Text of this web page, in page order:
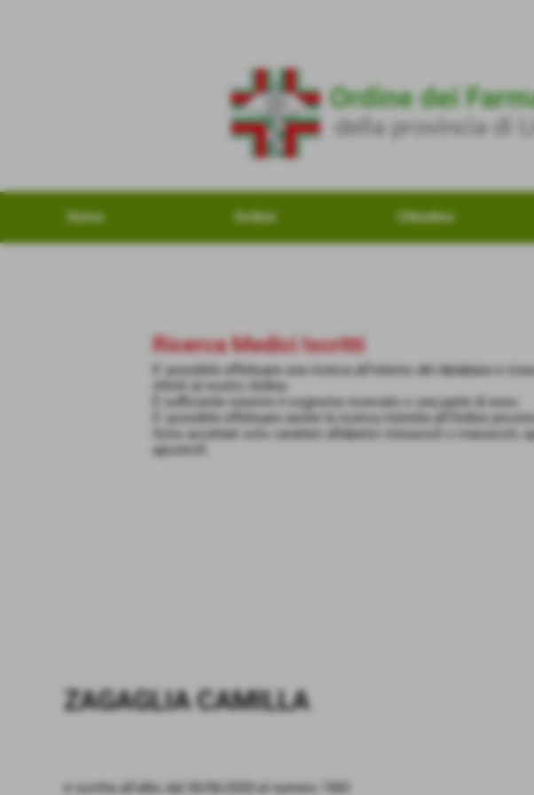
Home Ordine Cittadino
Ricerca Medici Iscritti
E' possibile effettuare una ricerca all'interno del database e
riferiti al nostro Ordine.
È sufficiente inserire il cognome ricercato o una parte di esso.
E' possibile effettuare anche la ricerca ristretta all'Ordine
Sono accettati solo caratteri alfabetici minuscoli o maiuscoli,
apostrofi.
ZAGAGLIA CAMILLA
è iscritta all'albo dal 30/06/2020 al numero 1565